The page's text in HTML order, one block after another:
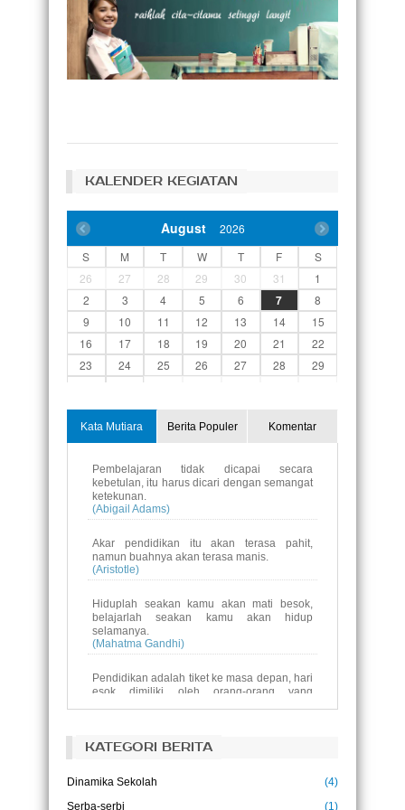
KALENDER KEGIATAN
August
2026
S
M T W T F
S
26
27 28 29 30 31
1
2
3 4 5 6 7
8
9
10 11 12 13 14
15
16
17 18 19 20 21
22
23
24 25 26 27 28
29
Kata Mutiara Berita Populer Komentar
Pembelajaran tidak dicapai secara
kebetulan, itu harus dicari dengan semangat
ketekunan.
(Abigail Adams)
Akar pendidikan itu akan terasa pahit,
namun buahnya akan terasa manis.
(Aristotle)
Hiduplah seakan kamu akan mati besok,
belajarlah seakan kamu akan hidup
selamanya.
(Mahatma Gandhi)
Pendidikan adalah tiket ke masa depan, hari
esok dimiliki oleh orang-orang yang
Pendidikan bukanlah persiapan untuk hidup,
(John Dewey)
KATEGORI BERITA
Dinamika Sekolah
(4)
Serba-serbi
(1)